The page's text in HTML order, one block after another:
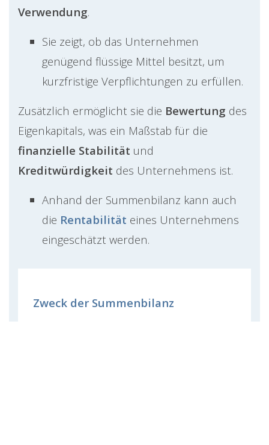
Verwendung.
Sie zeigt, ob das Unternehmen
genügend flüssige Mittel besitzt, um
kurzfristige Verpflichtungen zu erfüllen.
Zusätzlich ermöglicht sie die Bewertung des
Eigenkapitals, was ein Maßstab für die
finanzielle Stabilität und
Kreditwürdigkeit des Unternehmens ist.
Anhand der Summenbilanz kann auch
die Rentabilität eines Unternehmens
eingeschätzt werden.
Zweck der Summenbilanz